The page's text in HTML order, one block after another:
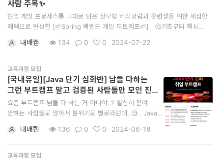
사람 주목✨
현업 개발 프로세스를 그대로 담은 실무형 커리큘럼과 훈련생을 위한 세심한
혜택으로 완성한 [🌱Spring 백엔드 개발 부트캠프🌱] ​ ​ 🤔기초부터 핵심
개발자 제작 GitBook으로 완벽 점검! ​ 🤔개발자 취업 궁금한 건 많은데,
내배캠 134 0 0 2024-07-22
교육과정 모집
[국내유일][Java 단기 심화반] 남들 다하는
그런 부트캠프 말고 검증된 사람들만 모인 진짜
부트캠프를 찾고 있나요?
요즘 부트캠프 남들 다 하는 거 아니야..? 열심히 참여
안하는 사람들도 많아서 분위기도 별로라던데..🧐 . Java
검증된 분들만 모집합니다! 퀄리티있는 부트캠프를
트래픽 처리 경험부터 최신 채용 트렌드에 맞춘 AI 활용
내배캠 136 0 0 2024-06-18
교육과정 모집